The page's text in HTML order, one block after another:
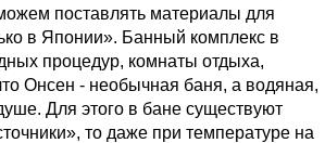
поставлять материалы для
в Японии». Банный комплекс в
процедур, комнаты отдыха,
Онсен - необычная баня, а водяная,
Для этого в бане существуют
то даже при температуре на